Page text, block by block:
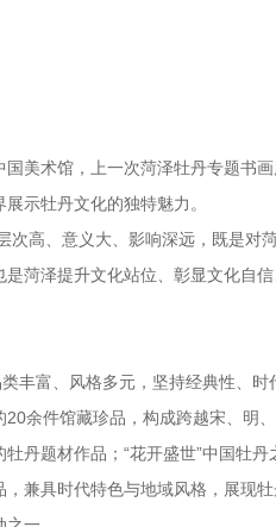
美术馆，上一次菏泽牡丹专题书
示牡丹文化的独特魅力。
高、意义大、影响深远，既是对
菏泽提升文化站位、彰显文化自
丰富、风格多元，坚持经典性、
余件馆藏珍品，构成跨越宋、明
丹题材作品；“花开盛世”中国牡
兼具时代特色与地域风格，展现